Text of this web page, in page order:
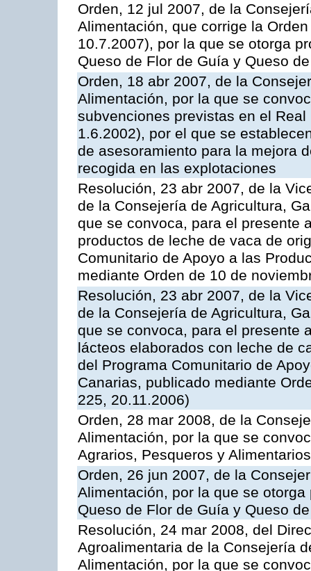
Orden, 12 jul 2007, de la
Alimentación, que corrige la
10.7.2007), por la que se otorga
Queso de Flor de Guía y Queso
Orden, 18 abr 2007, de la
Alimentación, por la que se
subvenciones previstas en el
1.6.2002), por el que se
de asesoramiento para la mejora
recogida en las explotaciones
Resolución, 23 abr 2007, de la
de la Consejería de Agricultura,
que se convoca, para el presente
productos de leche de vaca de
Comunitario de Apoyo a las
mediante Orden de 10 de
Resolución, 23 abr 2007, de la
de la Consejería de Agricultura,
que se convoca, para el presente
lácteos elaborados con leche de
del Programa Comunitario de
Canarias, publicado mediante
225, 20.11.2006)
Orden, 28 mar 2008, de la
Alimentación, por la que se
Agrarios, Pesqueros y
Orden, 26 jun 2007, de la
Alimentación, por la que se
Queso de Flor de Guía y Queso
Resolución, 24 mar 2008, del
Agroalimentaria de la Consejería
Alimentación, por la que se